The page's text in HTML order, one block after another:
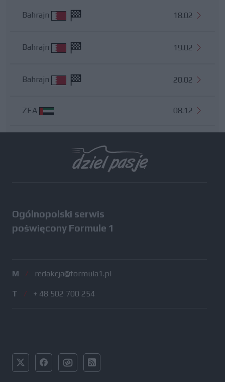
Bahrajn 18.02
Bahrajn 19.02
Bahrajn 20.02
ZEA 08.12
Ogólnopolski serwis
poświęcony Formule 1
M / redakcja@formula1.pl
T / + 48 502 700 254